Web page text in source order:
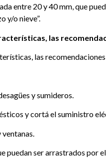
entre 20 y 40 mm, que
y/o nieve”.
las
las recomendaciones
y sumideros.
y cortá el suministro
puedan ser arrastrados por